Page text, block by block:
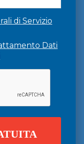
di Servizio
Dati